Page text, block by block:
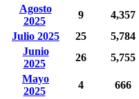
Agosto
2025
9 4,357
Julio 2025
25 5,784
Junio
2025
26 5,755
Mayo
2025
4 666